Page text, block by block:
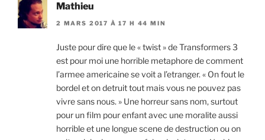
Mathieu
2 MARS 2017 À 17 H 44 MIN
Juste pour dire que le « twist » de Transformers 3
est pour moi une horrible metaphore de comment
l’armee americaine se voit a l’etranger. « On fout le
bordel et on detruit tout mais vous ne pouvez pas
vivre sans nous. » Une horreur sans nom, surtout
pour un film pour enfant avec une moralite aussi
horrible et une longue scene de destruction ou on